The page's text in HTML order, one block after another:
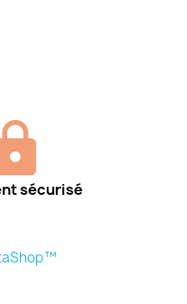
sécurisé